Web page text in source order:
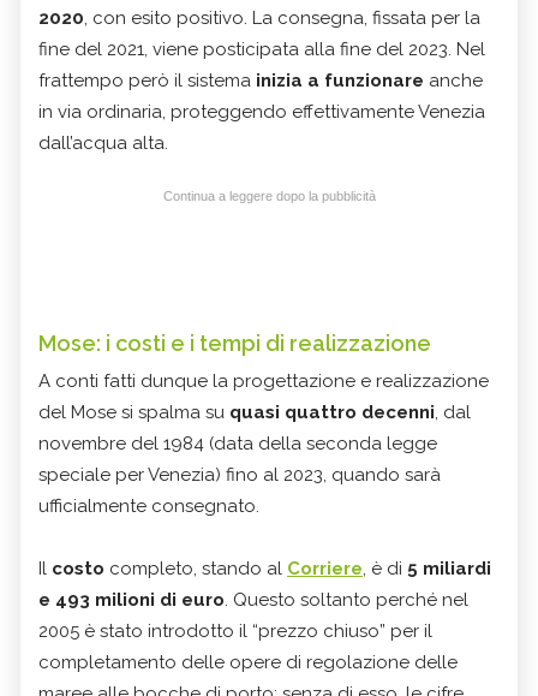
2020, con esito positivo. La consegna, fissata per la
fine del 2021, viene posticipata alla fine del 2023. Nel
frattempo però il sistema inizia a funzionare anche
in via ordinaria, proteggendo effettivamente Venezia
dall’acqua alta.
Continua a leggere dopo la pubblicità
Mose: i costi e i tempi di realizzazione
A conti fatti dunque la progettazione e realizzazione
del Mose si spalma su quasi quattro decenni, dal
novembre del 1984 (data della seconda legge
speciale per Venezia) fino al 2023, quando sarà
ufficialmente consegnato.
Il costo completo, stando al Corriere, è di 5 miliardi
e 493 milioni di euro. Questo soltanto perché nel
2005 è stato introdotto il “prezzo chiuso” per il
completamento delle opere di regolazione delle